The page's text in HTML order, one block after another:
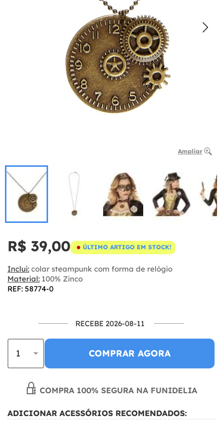
Ampliar
R$ 39,00 ÚLTIMO ARTIGO EM STOCK!
Inclui: colar steampunk com forma de relógio
Material: 100% Zinco
REF: 58774-0
RECEBE 2026-08-11
COMPRAR AGORA
COMPRA 100% SEGURA NA FUNIDELIA
ADICIONAR ACESSÓRIOS RECOMENDADOS: